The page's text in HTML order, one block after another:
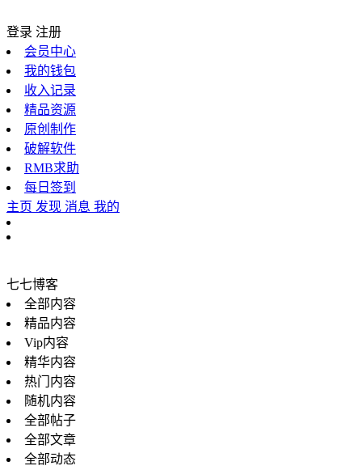
登录 注册
会员中心
我的钱包
收入记录
精品资源
原创制作
破解软件
RMB求助
每日签到
主页 发现 消息 我的
七七博客
全部内容
精品内容
Vip内容
精华内容
热门内容
随机内容
全部帖子
全部文章
全部动态